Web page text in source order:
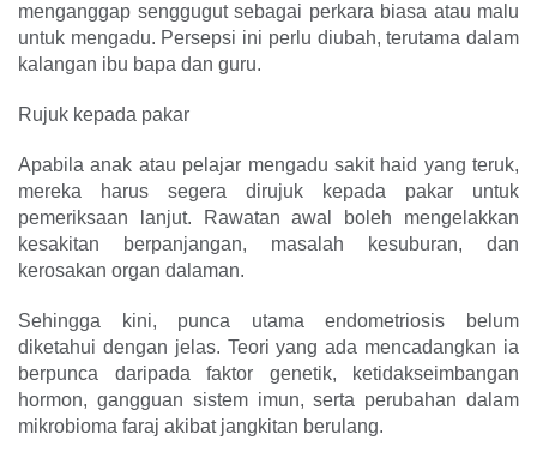
menganggap senggugut sebagai perkara biasa atau malu
untuk mengadu. Persepsi ini perlu diubah, terutama dalam
kalangan ibu bapa dan guru.
Rujuk kepada pakar
Apabila anak atau pelajar mengadu sakit haid yang teruk,
mereka harus segera dirujuk kepada pakar untuk
pemeriksaan lanjut. Rawatan awal boleh mengelakkan
kesakitan berpanjangan, masalah kesuburan, dan
kerosakan organ dalaman.
Sehingga kini, punca utama endometriosis belum
diketahui dengan jelas. Teori yang ada mencadangkan ia
berpunca daripada faktor genetik, ketidakseimbangan
hormon, gangguan sistem imun, serta perubahan dalam
mikrobioma faraj akibat jangkitan berulang.